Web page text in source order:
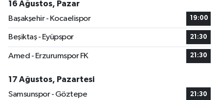
16 Ağustos, Pazar
Başakşehir - Kocaelispor
19:00
Beşiktaş - Eyüpspor 21:30
Amed - Erzurumspor FK 21:30
17 Ağustos, Pazartesi
Samsunspor - Göztepe
21:30